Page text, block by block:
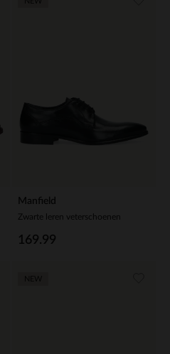
Manfield
Zwarte leren veterschoenen
169.99